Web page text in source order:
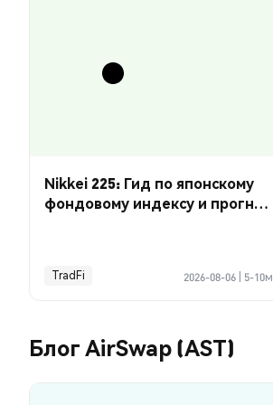
Nikkei 225: Гид по японскому
фондовому индексу и прогноз
TradFi 2026-08-06 5-10м
Блог AirSwap (AST)